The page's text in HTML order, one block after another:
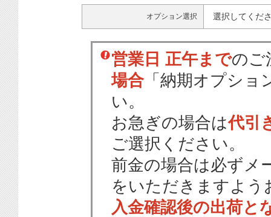
オプション選択 選択してくだ
営業日 正午までのご
場合 「納期オプショ
い。
お急ぎの場合は代引
ご選択ください。
前金の場合は必ずメ
をいただきますよう
入金確認後の出荷と